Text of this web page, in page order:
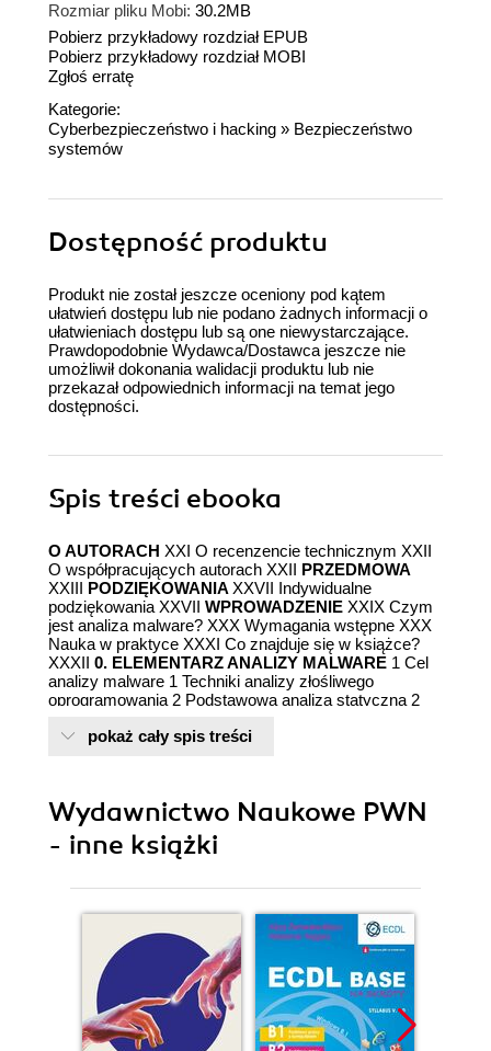
Rozmiar pliku Mobi: 30.2MB
Pobierz przykładowy rozdział EPUB
Pobierz przykładowy rozdział MOBI
Zgłoś erratę
Kategorie:
Cyberbezpieczeństwo i hacking » Bezpieczeństwo
systemów
Dostępność produktu
Produkt nie został jeszcze oceniony pod kątem
ułatwień dostępu lub nie podano żadnych informacji o
ułatwieniach dostępu lub są one niewystarczające.
Prawdopodobnie Wydawca/Dostawca jeszcze nie
umożliwił dokonania walidacji produktu lub nie
przekazał odpowiednich informacji na temat jego
dostępności.
Spis treści ebooka
O AUTORACH XXI O recenzencie technicznym XXII
O współpracujących autorach XXII PRZEDMOWA
XXIII PODZIĘKOWANIA XXVII Indywidualne
podziękowania XXVII WPROWADZENIE XXIX Czym
jest analiza malware? XXX Wymagania wstępne XXX
Nauka w praktyce XXXI Co znajduje się w książce?
XXXII 0. ELEMENTARZ ANALIZY MALWARE 1 Cel
analizy malware 1 Techniki analizy złośliwego
oprogramowania 2 Podstawowa analiza statyczna 2
analiza statyczna 3 Zaawansowana analiza
STATYCZNE9 Skanowanie antywirusowe - przydatny
pierwszy krok 10 Haszowanie - odcisk palca malware
10 Znajdowanie łańcuchów 11 Pakowanie i obfuskacja
spakowanych programów za pomocą PEiD 14 Format
funkcje 15 Dołączanie statyczne, w czasie
wykonywania i dynamiczne 15 Eksplorowanie funkcji
dołączanych dynamicznie za pomocą Dependency
Walker 16 Importowane funkcje 18 Eksportowane
funkcje 18 Analiza statyczna w praktyce 18
PotentialKeylogger.exe - rozpakowany plik
wykonywalny 19 PackedProgram.exe - ślepy zaułek
pokaż cały spis treści
Wydawnictwo Naukowe PWN
- inne książki